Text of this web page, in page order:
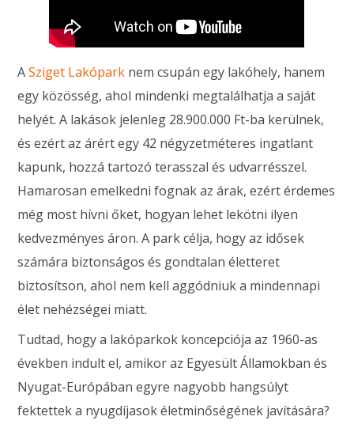
ASziget Lakópark nem csupán egy lakóhely, hanem
egy közösség, ahol mindenki megtalálhatja a saját
helyét. A lakások jelenleg 28.900.000 Ft-ba kerülnek,
és ezért az árért egy 42 négyzetméteres ingatlant
kapunk, hozzá tartozó terasszal és udvarrésszel.
Hamarosan emelkedni fognak az árak, ezért érdemes
még most hívni őket, hogyan lehet lekötni ilyen
kedvezményes áron. A park célja, hogy az idősek
számára biztonságos és gondtalan életteret
biztosítson, ahol nem kell aggódniuk a mindennapi
élet nehézségei miatt.
Tudtad, hogy a lakóparkok koncepciója az 1960-as
években indult el, amikor az Egyesült Államokban és
Nyugat-Európában egyre nagyobb hangsúlyt
fektettek a nyugdíjasok életminőségének javítására?